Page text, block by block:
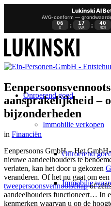
Lukinski AI
AVG-conform —
06
D : 17
UUR : 40
MIN
Onroerend goed
Immobilie verkopen
Onroerend
Immobilie
aansprakelijkheid –
bijzonderheden
in Financiën
Eenpersoons GmbH – Het
nieuwe aandeelhouders te
verlaten, kan het door u gekozen
veranderen. Of het nu gaat om
tweepersoonsvennootschapof
aandeelhouders functioneert… In
kenmerken waarvan u op de